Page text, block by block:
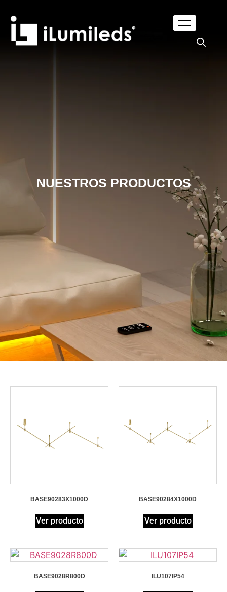
NUESTROS PRODUCTOS
BASE90283X1000D
Ver producto
BASE90284X1000D
Ver producto
BASE9028R800D ILU107IP54